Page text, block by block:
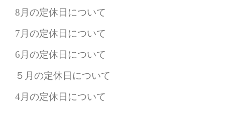
8月の定休日について
7月の定休日について
6月の定休日について
５月の定休日について
4月の定休日について